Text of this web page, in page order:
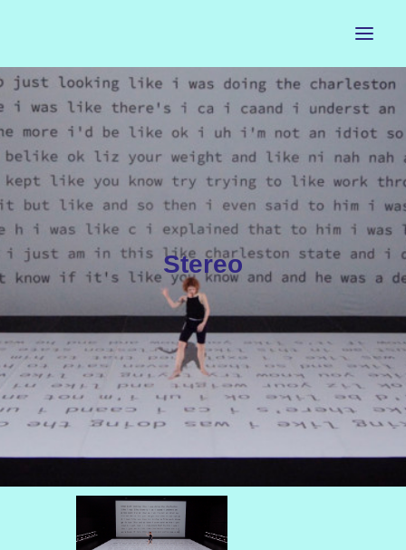
ACCUEIL
LE PETIT BUREAU
CONTACTS
CALENDRIER
ARTISTES
NEWSLETTER
INSTAGRAM
FACEBOOK
Stereo